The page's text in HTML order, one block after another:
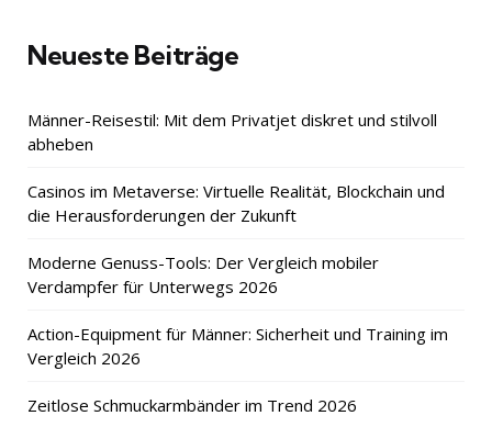
Neueste Beiträge
Männer-Reisestil: Mit dem Privatjet diskret und stilvoll
abheben
Casinos im Metaverse: Virtuelle Realität, Blockchain und
die Herausforderungen der Zukunft
Moderne Genuss-Tools: Der Vergleich mobiler
Verdampfer für Unterwegs 2026
Action-Equipment für Männer: Sicherheit und Training im
Vergleich 2026
Zeitlose Schmuckarmbänder im Trend 2026